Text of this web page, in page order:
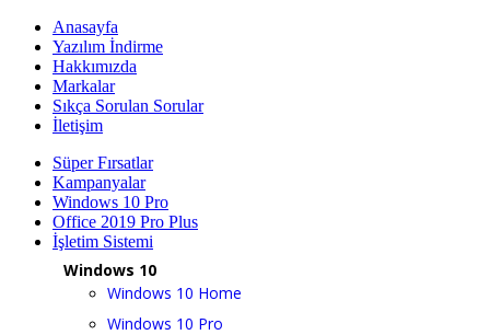
Anasayfa
Yazılım İndirme
Hakkımızda
Markalar
Sıkça Sorulan Sorular
İletişim
Süper Fırsatlar
Kampanyalar
Windows 10 Pro
Office 2019 Pro Plus
İşletim Sistemi
Windows 10
Windows 10 Home
Windows 10 Pro